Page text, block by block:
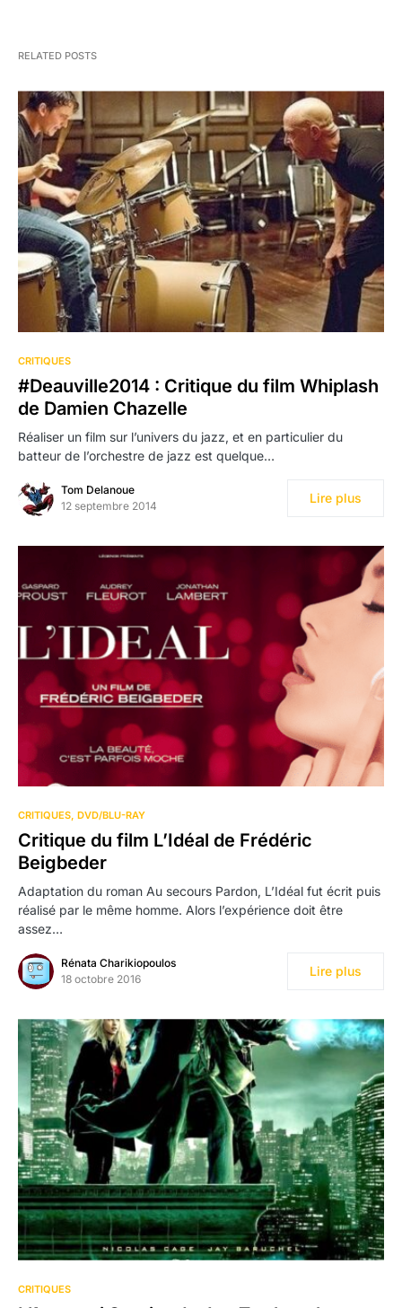
RELATED POSTS
CRITIQUES
#Deauville2014 : Critique du film Whiplash
de Damien Chazelle
Réaliser un film sur l’univers du jazz, et en particulier du
batteur de l’orchestre de jazz est quelque…
Tom Delanoue
12 septembre 2014
Lire plus
CRITIQUES DVD/BLU-RAY
Critique du film L’Idéal de Frédéric
Beigbeder
Adaptation du roman Au secours Pardon, L’Idéal fut écrit puis
réalisé par le même homme. Alors l’expérience doit être
assez…
Rénata Charikiopoulos
18 octobre 2016
Lire plus
CRITIQUES